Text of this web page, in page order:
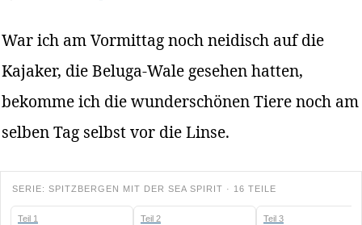
War ich am Vormittag noch neidisch auf die
Kajaker, die Beluga-Wale gesehen hatten,
bekomme ich die wunderschönen Tiere noch am
selben Tag selbst vor die Linse.
SERIE: SPITZBERGEN MIT DER SEA SPIRIT · 16 TEILE
Teil 1 Teil 2 Teil 3